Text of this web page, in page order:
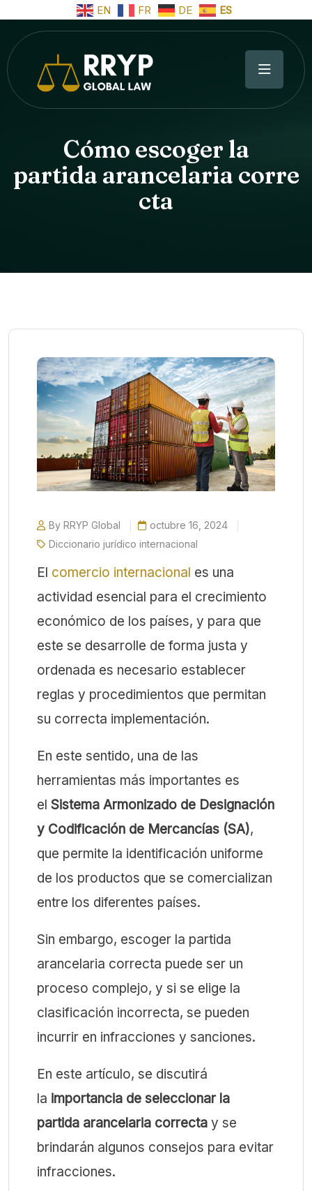
EN FR DE ES
Cómo escoger la
partida arancelaria corre
cta
By RRYP Global
octubre 16, 2024
Diccionario jurídico internacional
El comercio internacional es una
actividad esencial para el crecimiento
económico de los países, y para que
este se desarrolle de forma justa y
ordenada es necesario establecer
reglas y procedimientos que permitan
su correcta implementación.
En este sentido, una de las
herramientas más importantes es
el Sistema Armonizado de Designación
y Codificación de Mercancías (SA),
que permite la identificación uniforme
de los productos que se comercializan
entre los diferentes países.
Sin embargo, escoger la partida
arancelaria correcta puede ser un
proceso complejo, y si se elige la
clasificación incorrecta, se pueden
incurrir en infracciones y sanciones.
En este artículo, se discutirá
la importancia de seleccionar la
partida arancelaria correcta y se
brindarán algunos consejos para evitar
infracciones.